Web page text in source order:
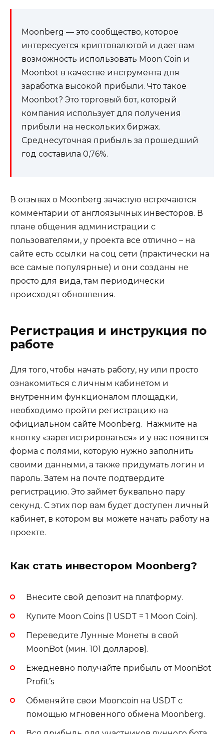
Moonberg — это сообщество, которое
интересуется криптовалютой и дает вам
возможность использовать Moon Coin и
Moonbot в качестве инструмента для
заработка высокой прибыли. Что такое
Moonbot? Это торговый бот, который
компания использует для получения
прибыли на нескольких биржах.
Среднесуточная прибыль за прошедший
год составила 0,76%.
В отзывах о Moonberg зачастую встречаются
комментарии от англоязычных инвесторов. В
плане общения администрации с
пользователями, у проекта все отлично – на
сайте есть ссылки на соц сети (практически на
все самые популярные) и они созданы не
просто для вида, там периодически
происходят обновления.
Регистрация и инструкция по
работе
Для того, чтобы начать работу, ну или просто
ознакомиться с личным кабинетом и
внутренним функционалом площадки,
необходимо пройти регистрацию на
официальном сайте Moonberg. Нажмите на
кнопку «зарегистрироваться» и у вас появится
форма с полями, которую нужно заполнить
своими данными, а также придумать логин и
пароль. Затем на почте подтвердите
регистрацию. Это займет буквально пару
секунд. С этих пор вам будет доступен личный
кабинет, в котором вы можете начать работу на
проекте.
Как стать инвестором Moonberg?
Внесите свой депозит на платформу.
Купите Moon Coins (1 USDT = 1 Moon Coin).
Переведите Лунные Монеты в свой
MoonBot (мин. 101 долларов).
Ежедневно получайте прибыль от MoonBot
Profit’s
Обменяйте свои Mooncoin на USDT с
помощью мгновенного обмена Moonberg.